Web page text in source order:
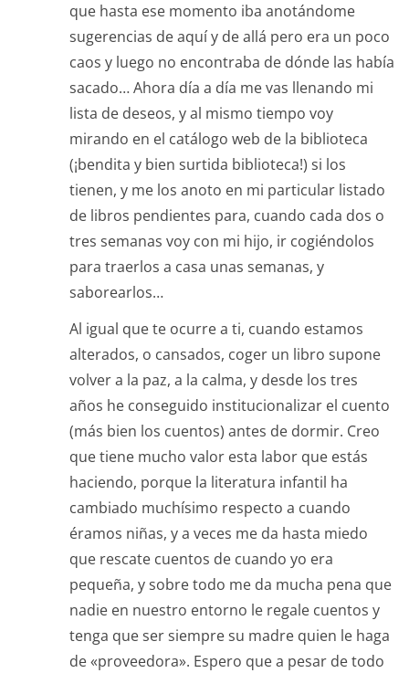
que hasta ese momento iba anotándome
sugerencias de aquí y de allá pero era un poco
caos y luego no encontraba de dónde las había
sacado… Ahora día a día me vas llenando mi
lista de deseos, y al mismo tiempo voy
mirando en el catálogo web de la biblioteca
(¡bendita y bien surtida biblioteca!) si los
tienen, y me los anoto en mi particular listado
de libros pendientes para, cuando cada dos o
tres semanas voy con mi hijo, ir cogiéndolos
para traerlos a casa unas semanas, y
saborearlos…
Al igual que te ocurre a ti, cuando estamos
alterados, o cansados, coger un libro supone
volver a la paz, a la calma, y desde los tres
años he conseguido institucionalizar el cuento
(más bien los cuentos) antes de dormir. Creo
que tiene mucho valor esta labor que estás
haciendo, porque la literatura infantil ha
cambiado muchísimo respecto a cuando
éramos niñas, y a veces me da hasta miedo
que rescate cuentos de cuando yo era
pequeña, y sobre todo me da mucha pena que
nadie en nuestro entorno le regale cuentos y
tenga que ser siempre su madre quien le haga
de «proveedora». Espero que a pesar de todo